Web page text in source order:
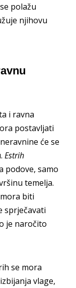
polažu
njihovu
i ravna
postavljati
će se
Estrih
podove, samo
temelja.
biti
sprječavati
je naročito
se mora
vlage,